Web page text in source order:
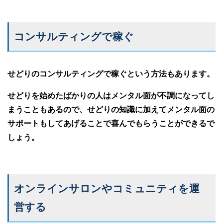
コンサルティングで稼ぐ
せどりのコンサルティングで稼ぐという方法もあります。
せどりを始めたばかりの人はメンタル面が不調になってし
まうこともあるので、せどりの知識に加えてメンタル面の
サポートもしてあげることで喜んでもらうことができるで
しょう。
オンラインサロンやコミュニティを運
営する